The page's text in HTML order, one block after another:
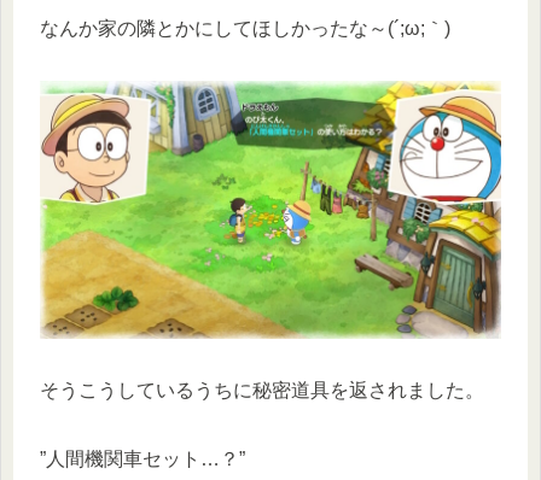
なんか家の隣とかにしてほしかったな～(´;ω;｀)
そうこうしているうちに秘密道具を返されました。
”人間機関車セット…？”